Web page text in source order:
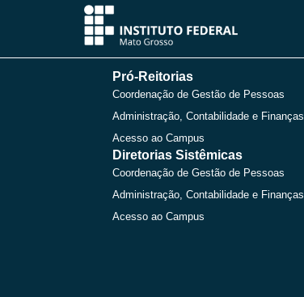
Pró-Reitorias
Coordenação de Gestão de Pessoas
Administração, Contabilidade e Finanças
Acesso ao Campus
Diretorias Sistêmicas
Coordenação de Gestão de Pessoas
Administração, Contabilidade e Finanças
Acesso ao Campus